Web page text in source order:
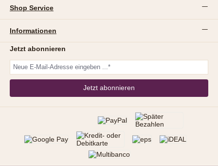
Shop Service
Informationen
Jetzt abonnieren
Jetzt abonnieren